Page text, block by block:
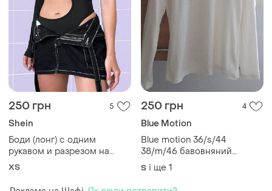
250 грн 5
Shein
Боди (лонг) с одним
рукавом и разрезом на
талии
ХS
250 грн 4
Blue Motion
Blue motion 36/s/44
38/m/46 бавовняний
жіночий лонгслів
молочного кольору 100%
бавовна ідеальний стан
S і ще 1